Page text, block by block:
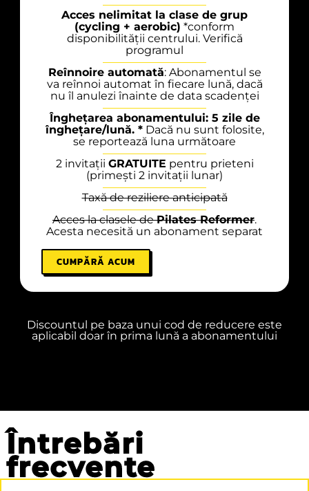
Acces nelimitat la clase de grup
(cycling + aerobic) *conform
disponibilității centrului. Verifică
programul
Reînnoire automată: Abonamentul se
va reînnoi automat în fiecare lună, dacă
nu îl anulezi înainte de data scadenței
Înghețarea abonamentului: 5 zile de
înghețare/lună. *Dacă nu sunt folosite,
se reportează luna următoare
2 invitații GRATUITE pentru prieteni
(primești 2 invitații lunar)
Taxă de reziliere anticipată
Acces la clasele dePilates Reformer.
Acesta necesită un abonament separat
CUMPĂRĂ ACUM
Discountul pe baza unui cod de reducere este
aplicabil doar în prima lună a abonamentului
Întrebări
frecvente